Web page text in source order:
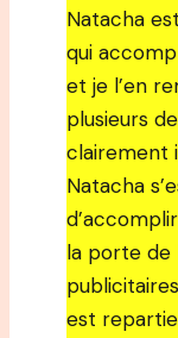
Natacha
qui
et je l’en
plusieurs
clairement
Natacha
la porte de
est